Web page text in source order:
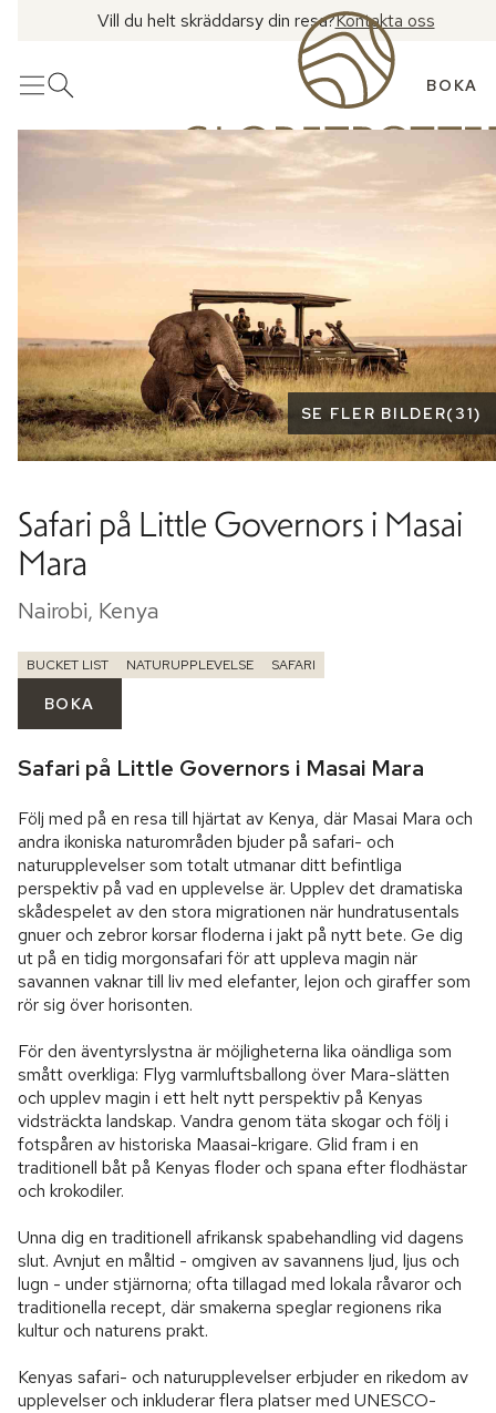
Vill du helt skräddarsy din resa?Kontakta oss
MenyÖppna sök BOKA
SE FLER BILDER(31)
Safari på Little Governors i Masai
Mara
Nairobi, Kenya
BUCKET LIST NATURUPPLEVELSE SAFARI
BOKA
Safari på Little Governors i Masai Mara
Följ med på en resa till hjärtat av Kenya, där Masai Mara och
andra ikoniska naturområden bjuder på safari- och
naturupplevelser som totalt utmanar ditt befintliga
perspektiv på vad en upplevelse är. Upplev det dramatiska
skådespelet av den stora migrationen när hundratusentals
gnuer och zebror korsar floderna i jakt på nytt bete. Ge dig
ut på en tidig morgonsafari för att uppleva magin när
savannen vaknar till liv med elefanter, lejon och giraffer som
rör sig över horisonten.
För den äventyrslystna är möjligheterna lika oändliga som
smått overkliga: Flyg varmluftsballong över Mara-slätten
och upplev magin i ett helt nytt perspektiv på Kenyas
vidsträckta landskap. Vandra genom täta skogar och följ i
fotspåren av historiska Maasai-krigare. Glid fram i en
traditionell båt på Kenyas floder och spana efter flodhästar
och krokodiler.
Unna dig en traditionell afrikansk spabehandling vid dagens
slut. Avnjut en måltid - omgiven av savannens ljud, ljus och
lugn - under stjärnorna; ofta tillagad med lokala råvaror och
traditionella recept, där smakerna speglar regionens rika
kultur och naturens prakt.
Kenyas safari- och naturupplevelser erbjuder en rikedom av
upplevelser och inkluderar flera platser med UNESCO-